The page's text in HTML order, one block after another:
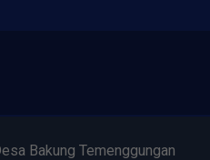
Bakung Temenggungan